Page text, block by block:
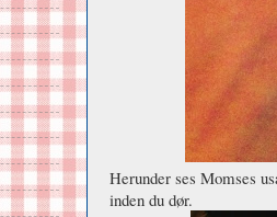
Herunder ses Momses
inden du dør.